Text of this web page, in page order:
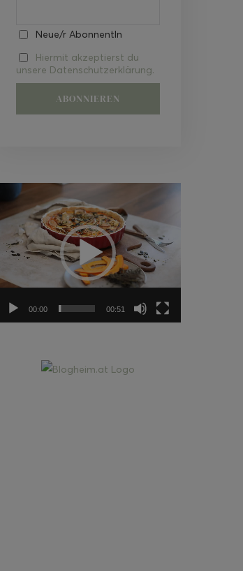
Neue/r AbonnentIn
Hiermit akzeptierst du
unsere Datenschutzerklärung.
Video-
Player
00:00 00:51